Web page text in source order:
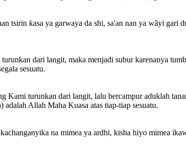
tsirin ƙasa ya garwaya da shi, sa'an nan ya wãyi gari
dari langit, maka menjadi subur karenanya
sesuatu.
turunkan dari langit, lalu bercampur aduklah
Allah Maha Kuasa atas tiap-tiap sesuatu.
na mimea ya ardhi, kisha hiyo mimea